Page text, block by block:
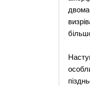
двома